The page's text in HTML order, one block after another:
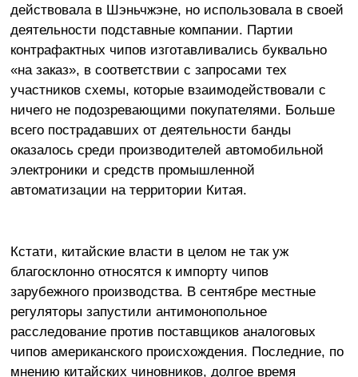
действовала в Шэньчжэне, но использовала в своей
деятельности подставные компании. Партии
контрафактных чипов изготавливались буквально
«на заказ», в соответствии с запросами тех
участников схемы, которые взаимодействовали с
ничего не подозревающими покупателями. Больше
всего пострадавших от деятельности банды
оказалось среди производителей автомобильной
электроники и средств промышленной
автоматизации на территории Китая.
Кстати, китайские власти в целом не так уж
благосклонно относятся к импорту чипов
зарубежного производства. В сентябре местные
регуляторы запустили антимонопольное
расследование против поставщиков аналоговых
чипов американского происхождения. Последние, по
мнению китайских чиновников, долгое время